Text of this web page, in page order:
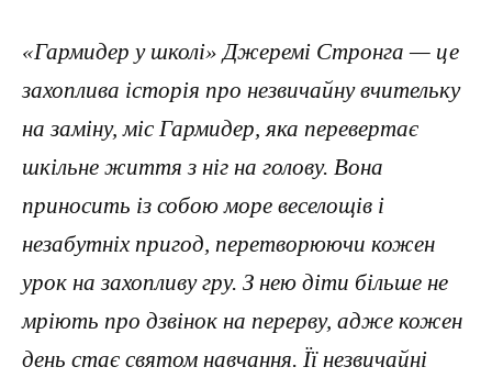
«Гармидер у школі» Джеремі Стронга — це
захоплива історія про незвичайну вчительку
на заміну, міс Гармидер, яка перевертає
шкільне життя з ніг на голову. Вона
приносить із собою море веселощів і
незабутніх пригод, перетворюючи кожен
урок на захопливу гру. З нею діти більше не
мріють про дзвінок на перерву, адже кожен
день стає святом навчання. Її незвичайні